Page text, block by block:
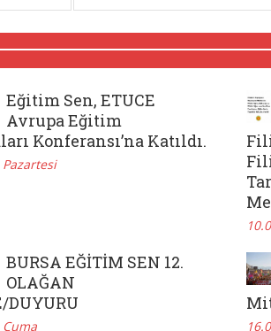
Eğitim Sen, ETUCE
Avrupa Eğitim
Konferansı’na Katıldı.
BURSA EĞİTİM SEN 12.
OLAĞAN
DUYURU